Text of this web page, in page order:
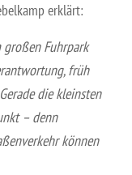
erklärt:
Fuhrpark
früh
die kleinsten
– denn
können